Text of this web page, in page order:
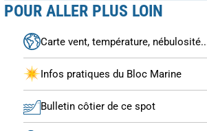
POUR ALLER PLUS LOIN
Carte vent, température,
Infos pratiques du Bloc Marine
Bulletin côtier de ce spot